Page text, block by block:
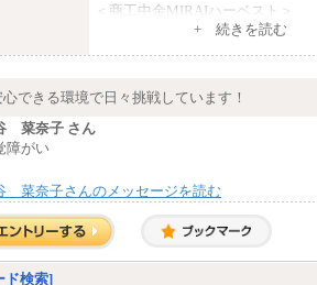
＜商工中金MIRAIハーベスト＞
※試用期間中も給与に変更はござ
+ 続きを読む
心できる環境で日々挑戦しています！
菜奈子 さん
障がい
菜奈子さんのメッセージを読む
ド検索]